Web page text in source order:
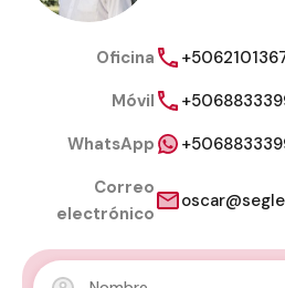
Oficina
Móvil
WhatsApp
Correo
electrónico